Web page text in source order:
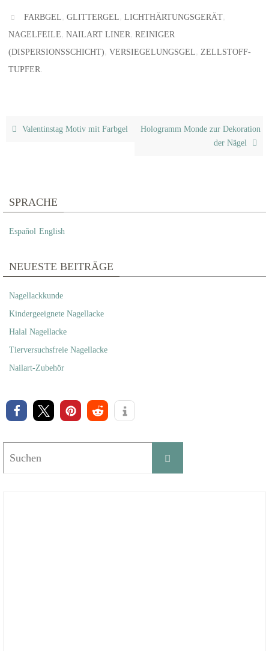
FARBGEL,GLITTERGEL,LICHTHÄRTUNGSGERÄT,
NAGELFEILE, NAILART LINER, REINIGER
(DISPERSIONSSCHICHT), VERSIEGELUNGSGEL, ZELLSTOFF-
TUPFER
Valentinstag Motiv mit Farbgel
Hologramm Monde zur Dekoration
der Nägel
SPRACHE
Español English
NEUESTE BEITRÄGE
Nagellackkunde
Kindergeeignete Nagellacke
Halal Nagellacke
Tierversuchsfreie Nagellacke
Nailart-Zubehör